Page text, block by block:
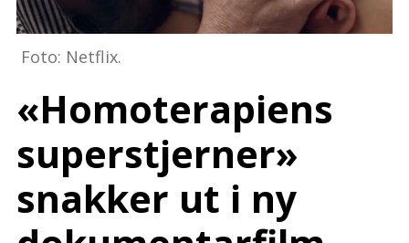
Foto: Netflix.
«Homoterapiens
superstjerner»
snakker ut i ny